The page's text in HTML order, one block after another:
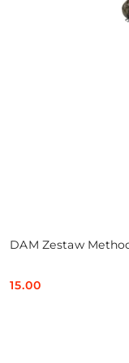
DAM Zestaw
Cena:
15.00